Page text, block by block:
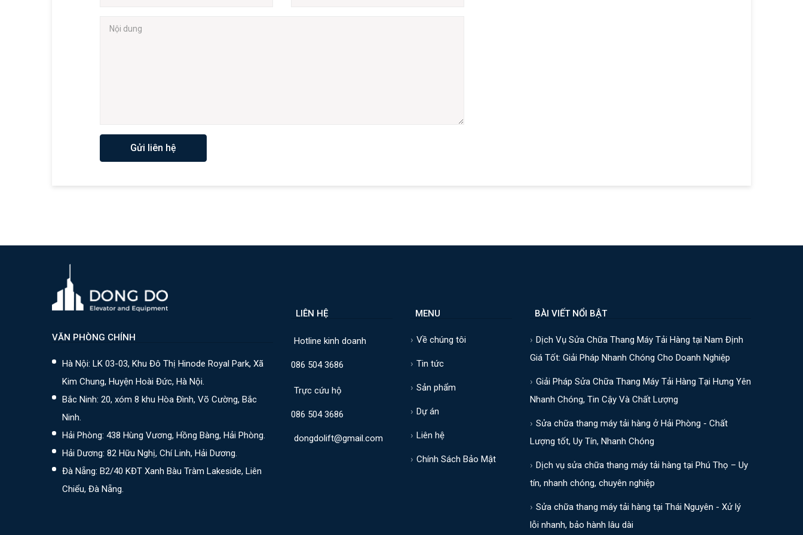
Gửi liên hệ
VĂN PHÒNG CHÍNH
Hà Nội: LK 03-03, Khu Đô Thị Hinode Royal Park, Xã
Kim Chung, Huyện Hoài Đức, Hà Nội.
Bắc Ninh: 20, xóm 8 khu Hòa Đình, Võ Cường, Bắc
Ninh.
Hải Phòng: 438 Hùng Vương, Hồng Bàng, Hải Phòng.
Hải Dương: 82 Hữu Nghị, Chí Linh, Hải Dương.
Đà Nẵng: B2/40 KĐT Xanh Bàu Tràm Lakeside, Liên
Chiểu, Đà Nẵng.
LIÊN HỆ
Hotline kinh doanh
086 504 3686
Trực cứu hộ
086 504 3686
dongdolift@gmail.com
MENU
Về chúng tôi
Tin tức
Sản phẩm
Dự án
Liên hệ
Chính Sách Bảo Mật
BÀI VIẾT NỔI BẬT
Dịch Vụ Sửa Chữa Thang Máy Tải Hàng tại Nam Định
Giá Tốt: Giải Pháp Nhanh Chóng Cho Doanh Nghiệp
Giải Pháp Sửa Chữa Thang Máy Tải Hàng Tại Hưng Yên
Nhanh Chóng, Tin Cậy Và Chất Lượng
Sửa chữa thang máy tải hàng ở Hải Phòng - Chất
Lượng tốt, Uy Tín, Nhanh Chóng
Dịch vụ sửa chữa thang máy tải hàng tại Phú Thọ – Uy
tín, nhanh chóng, chuyên nghiệp
Sửa chữa thang máy tải hàng tại Thái Nguyên - Xử lý
lỗi nhanh, bảo hành lâu dài